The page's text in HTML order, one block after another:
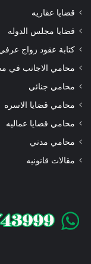
قضايا عقاريه
قضايا مجلس الدوله
كتابة عقود زواج
محامي الاجانب في
محامي جنائي
محامي قضايا الاسره
محامي قضايا عماليه
محامي مدني
مقالات قانونيه